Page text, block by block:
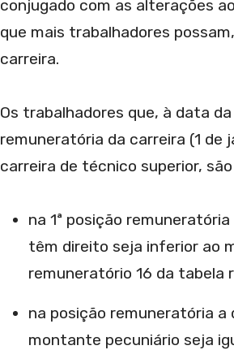
conjugado com as alterações
que mais trabalhadores
carreira.
Os trabalhadores que, à data
remuneratória da carreira (1 de
carreira de técnico superior,
na 1ª posição
têm direito seja inferior ao
remuneratório 16 da tabela
na posição remuneratória
montante pecuniário seja